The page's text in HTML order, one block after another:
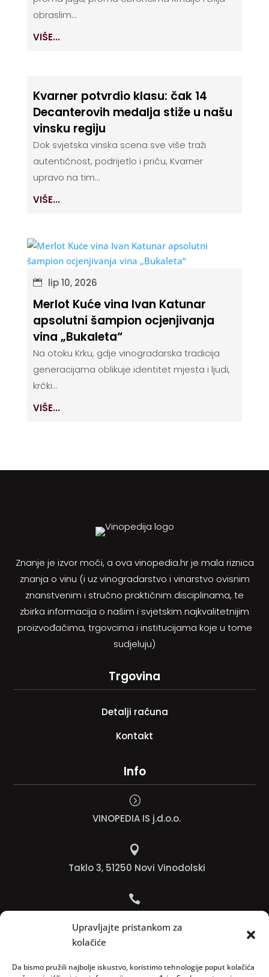
Upravljajte pristankom za
kolačiće
Da bismo pružili najbolje iskustvo, koristimo tehnologije poput kolačića
obraslim...
VIŠE...
Kvarner potvrdio klasu: čak 14
Decanterovih medalja stiže u našu
vinsku regiju
Dok svjetska vinska scena sve više traži
autentičnost, podrijetlo i priču, Kvarner
upravo na tim...
VIŠE...
lip 10, 2026
Merlot Kuće vina Ivan Katunar
apsolutni šampion ocjenjivanja
vina „Bukaleta“
Na otoku Krku, gdje vinogradarska tradicija
generacijama oblikuje identitet mjesta i ljudi,
krčki...
VIŠE...
Znanje je izvor moći, a ova vinopedia.hr je mala riznica
znanja o vinu (i uz vinogradarstvo i vinarstvo ovisnim
znanstvenim i stručno praktičnim disciplinama, te
zbirka informacija o našim i svjetskim najkvalitetnijim
proizvođačima, trgovcima i institucijama koje u tome
sudjeluju)
Trgovina
Detalji računa
Kontakt
Info
=
VINOPEDIA IS j.d.o.o.

Taklo 3, 51250 Novi Vinodolski

Jadranko +385 91 501 4218